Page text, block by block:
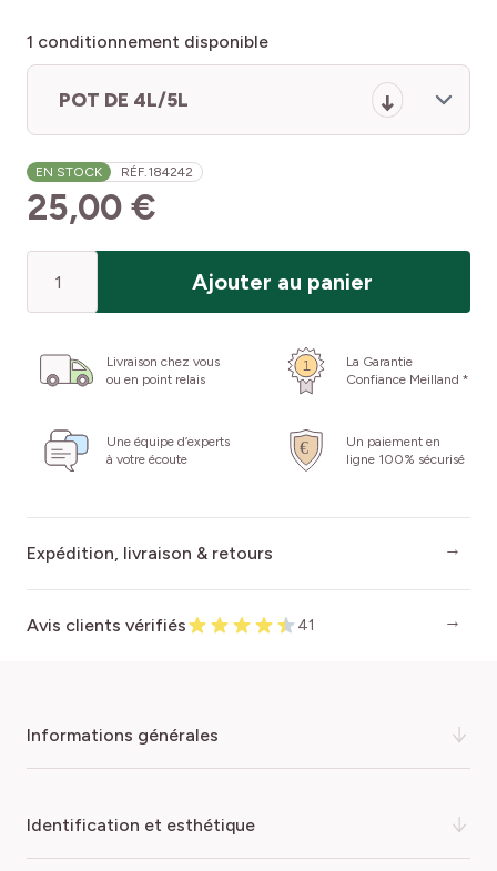
1 conditionnement disponible
POT DE 4L/5L
EN STOCK RÉF.184242
25,00 €
Ajouter au panier
Livraison chez vous
ou en point relais
La Garantie
Confiance Meilland *
Une équipe d’experts
à votre écoute
Un paiement en
ligne 100% sécurisé
Expédition, livraison & retours
Avis clients vérifiés 41
informations générales
Laissez-vous envoûter par le charme irrésistible du
identification et esthétique